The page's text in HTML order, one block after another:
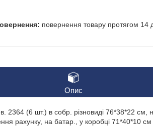
повернення товару протягом 14
Опис
2364 (6 шт.) в собр. різновиді 76*38*22 см,
рахунку, на батар., у коробці 71*40*10 см